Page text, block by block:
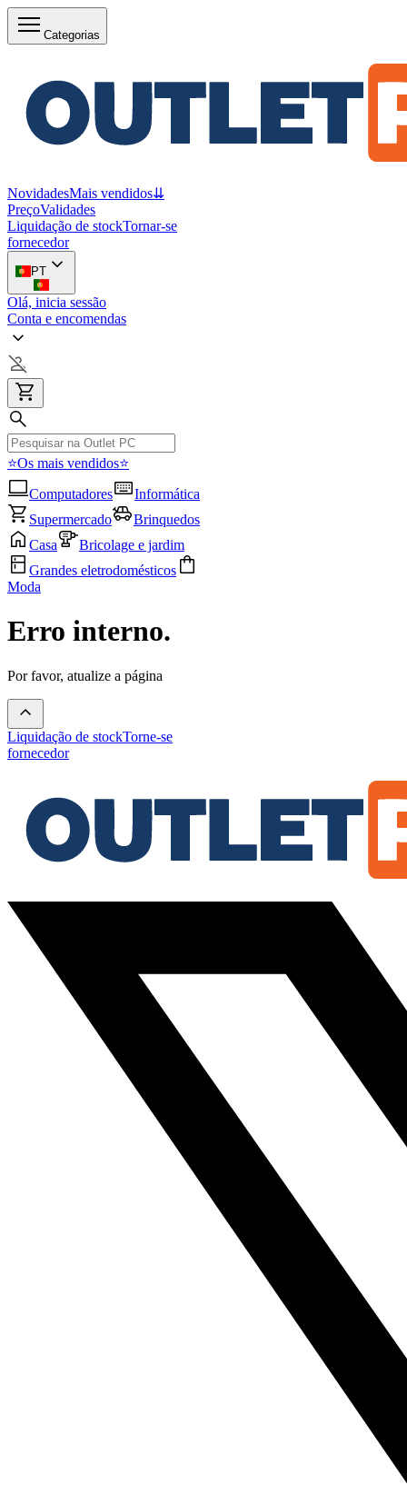
Categorias
NovidadesMais vendidos⇊
PreçoValidades
Liquidação de stockTornar-se
fornecedor
PT
Olá, inicia sessão
Conta e encomendas
⭐Os mais vendidos⭐
Computadores
Informática
Supermercado
Brinquedos
Casa
Bricolage e jardim
Grandes eletrodomésticos
Moda
Erro interno.
Por favor, atualize a página
Liquidação de stockTorne-se
fornecedor